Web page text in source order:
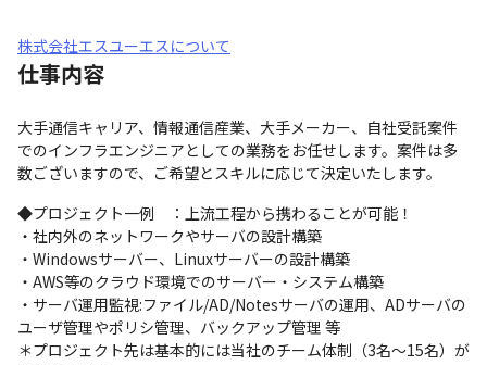
株式会社エスユーエスについて
仕事内容
大手通信キャリア、情報通信産業、大手メーカー、自社受託案件
でのインフラエンジニアとしての業務をお任せします。案件は多
数ございますので、ご希望とスキルに応じて決定いたします。
◆プロジェクト一例　：上流工程から携わることが可能！
・社内外のネットワークやサーバの設計構築
・Windowsサーバー、Linuxサーバーの設計構築
・AWS等のクラウド環境でのサーバー・システム構築
・サーバ運用監視:ファイル/AD/Notesサーバの運用、ADサーバの
ユーザ管理やポリシ管理、バックアップ管理 等
＊プロジェクト先は基本的には当社のチーム体制（3名～15名）が